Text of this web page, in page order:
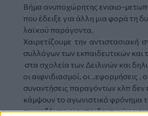
Βήμα ανυποχώρητης ενιαιο-
που έδειξε για άλλη μια φορά τη
λαϊκού παράγοντα,
Χαιρετίζουμε την αντιστασιακή
συλλόγων των εκπαιδευτικών και
στα σχολεία των Δειλινών και
οι αιφνιδιασμοί, οι ..εφορμήσεις ,
συναντήσεις παραγόντων κλπ δεν
κάμψουν το αγωνιστικό φρόνημα
αγωνιζόμενων εκπαιδευτικών,